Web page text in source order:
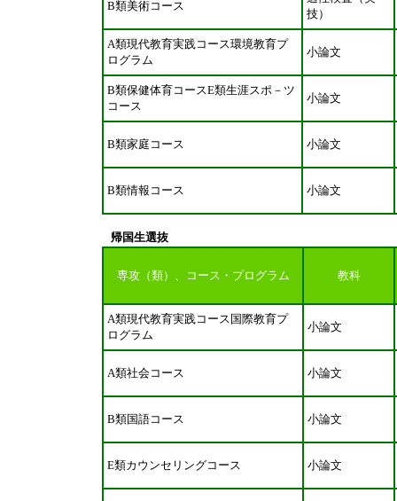
B類美術コース
技）
A類現代教育実践コース環境教育プ
ログラム
小論文
B類保健体育コースE類生涯スポ－ツ
コース
小論文
B類家庭コース 小論文
B類情報コース 小論文
帰国生選抜
専攻（類）、コース・プログラム 教科
A類現代教育実践コース国際教育プ
ログラム
小論文
A類社会コース 小論文
B類国語コース 小論文
E類カウンセリングコース 小論文